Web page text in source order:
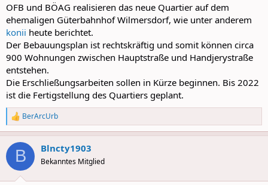
OFB und BÖAG realisieren das neue Quartier auf dem
ehemaligen Güterbahnhof Wilmersdorf, wie unter anderem
konii heute berichtet.
Der Bebauungsplan ist rechtskräftig und somit können circa
900 Wohnungen zwischen Hauptstraße und Handjerystraße
entstehen.
Die Erschließungsarbeiten sollen in Kürze beginnen. Bis 2022
ist die Fertigstellung des Quartiers geplant.
R
e
a
c
i
BerArcUrb
B Blncty1903
Bekanntes Mitglied